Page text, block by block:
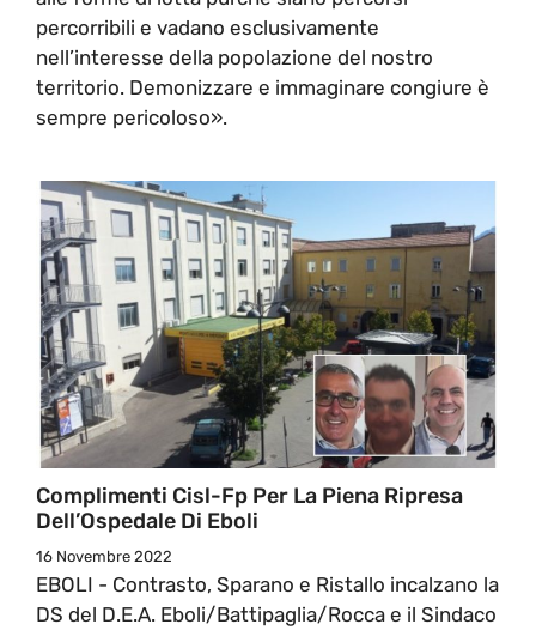
percorribili e vadano esclusivamente
nell’interesse della popolazione del nostro
territorio. Demonizzare e immaginare congiure è
sempre pericoloso».
Complimenti Cisl-Fp Per La Piena Ripresa
Dell’Ospedale Di Eboli
16 Novembre 2022
EBOLI - Contrasto, Sparano e Ristallo incalzano la
DS del D.E.A. Eboli/Battipaglia/Rocca e il Sindaco